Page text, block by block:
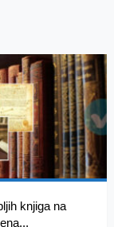
knjiga na